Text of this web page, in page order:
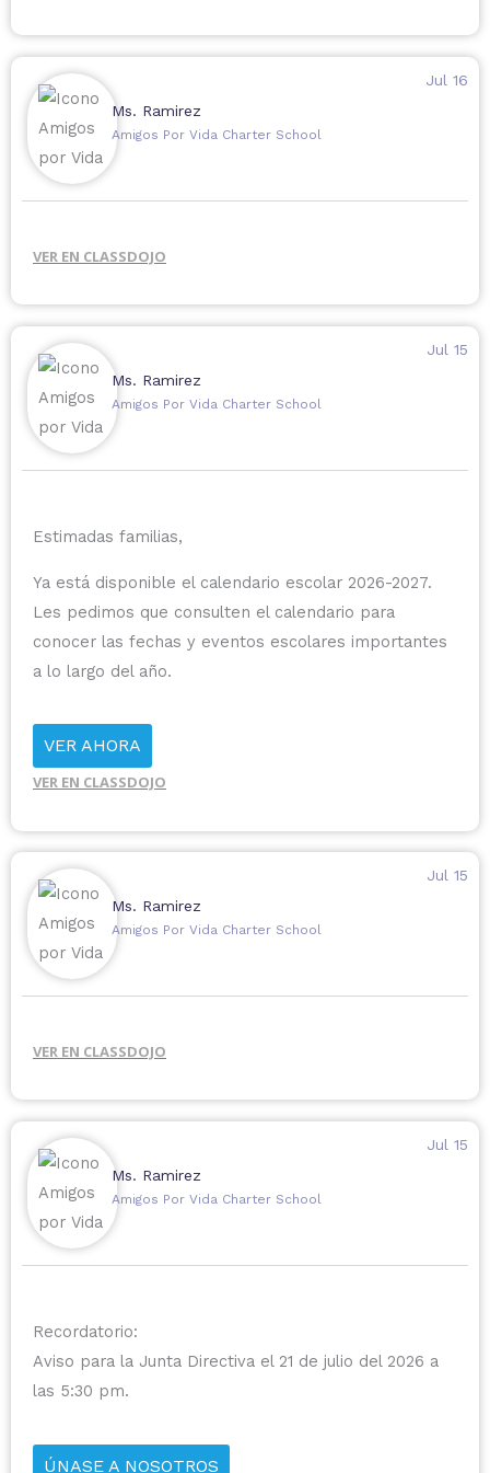
Ms. Ramirez
Jul 16
Amigos Por Vida Charter School
VER EN CLASSDOJO
Ms. Ramirez
Jul 15
Amigos Por Vida Charter School
Estimadas familias,
Ya está disponible el calendario escolar 2026-2027.
Les pedimos que consulten el calendario para
conocer las fechas y eventos escolares importantes
a lo largo del año.
VER AHORA
VER EN CLASSDOJO
Ms. Ramirez
Jul 15
Amigos Por Vida Charter School
VER EN CLASSDOJO
Ms. Ramirez
Jul 15
Amigos Por Vida Charter School
Recordatorio:
Aviso para la Junta Directiva el 21 de julio del 2026 a
las 5:30 pm.
ÚNASE A NOSOTROS